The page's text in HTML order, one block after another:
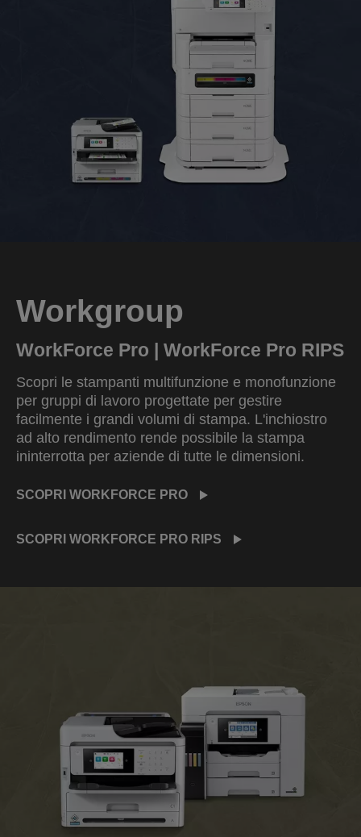
Workgroup
WorkForce Pro | WorkForce Pro RIPS
Scopri le stampanti multifunzione e monofunzione
per gruppi di lavoro progettate per gestire
facilmente i grandi volumi di stampa. L'inchiostro
ad alto rendimento rende possibile la stampa
ininterrotta per aziende di tutte le dimensioni.
SCOPRI WORKFORCE PRO
SCOPRI WORKFORCE PRO RIPS